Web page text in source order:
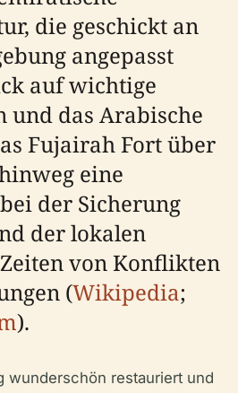
die geschickt an
angepasst
auf wichtige
und das Arabische
Fujairah Fort über
eine
der Sicherung
der lokalen
von Konflikten
(Wikipedia;
).
wunderschön restauriert und